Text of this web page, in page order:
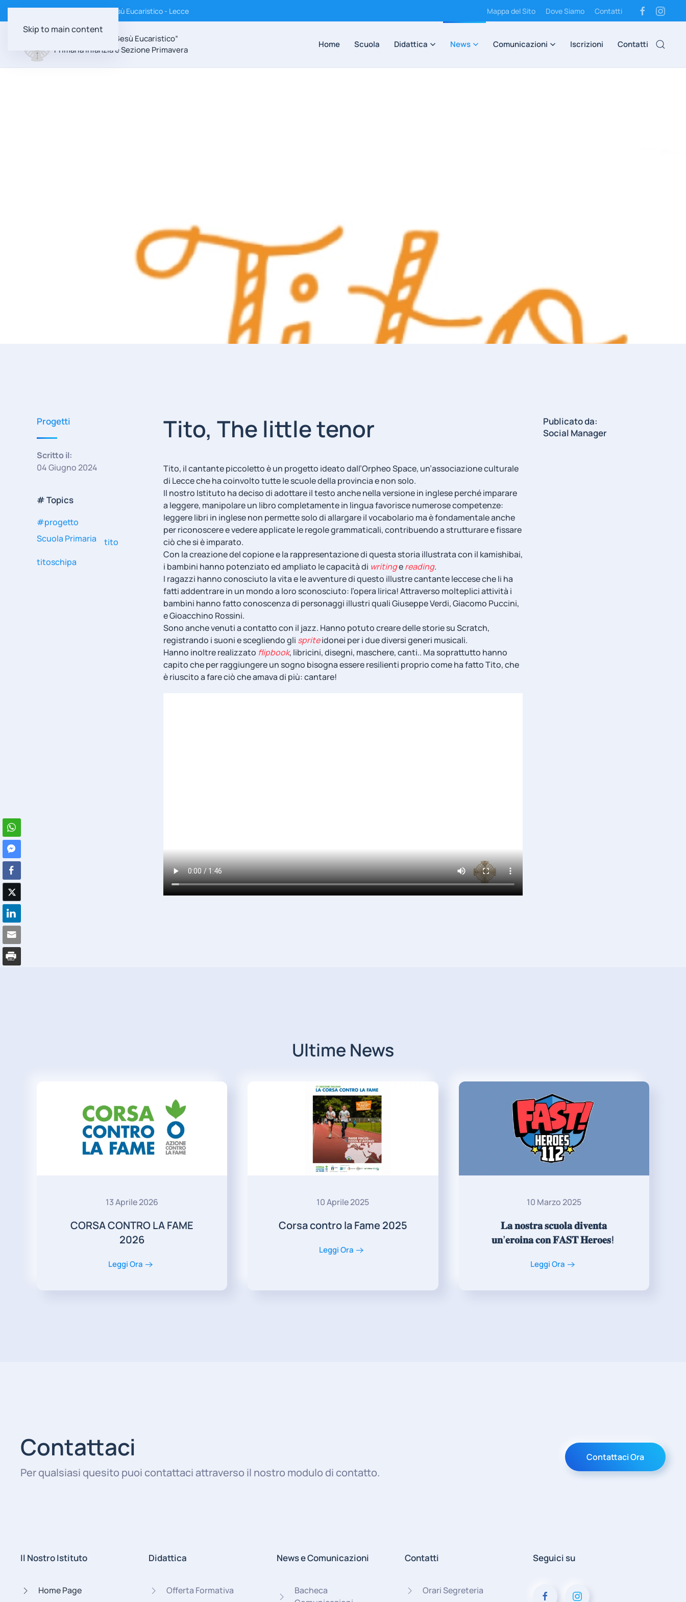
Skip to main content
Istituto Suore Discepole di Gesù Eucaristico - Lecce Mappa del Sito Dove Siamo Contatti
Scuola Paritaria “Gesù Eucaristico”
Primaria Infanzia e Sezione Primavera
Home Scuola Didattica News Comunicazioni Iscrizioni Contatti
Progetti
Scritto il:
04 Giugno 2024
# Topics
#progetto
Scuola Primaria
tito
titoschipa
Tito, The little tenor
Tito, il cantante piccoletto è un progetto ideato dall’Orpheo Space, un’associazione culturale
di Lecce che ha coinvolto tutte le scuole della provincia e non solo.
Il nostro Istituto ha deciso di adottare il testo anche nella versione in inglese perché imparare
a leggere, manipolare un libro completamente in lingua favorisce numerose competenze:
leggere libri in inglese non permette solo di allargare il vocabolario ma è fondamentale anche
per riconoscere e vedere applicate le regole grammaticali, contribuendo a strutturare e fissare
ciò che si è imparato.
Con la creazione del copione e la rappresentazione di questa storia illustrata con il kamishibai,
i bambini hanno potenziato ed ampliato le capacità di writingereading.
I ragazzi hanno conosciuto la vita e le avventure di questo illustre cantante leccese che li ha
fatti addentrare in un mondo a loro sconosciuto: l’opera lirica! Attraverso molteplici attività i
bambini hanno fatto conoscenza di personaggi illustri quali Giuseppe Verdi, Giacomo Puccini,
e Gioacchino Rossini.
Sono anche venuti a contatto con il jazz. Hanno potuto creare delle storie su Scratch,
registrando i suoni e scegliendo gli spriteidonei per i due diversi generi musicali.
Hanno inoltre realizzato flipbook, libricini, disegni, maschere, canti.. Ma soprattutto hanno
capito che per raggiungere un sogno bisogna essere resilienti proprio come ha fatto Tito, che
è riuscito a fare ciò che amava di più: cantare!
Publicato da:
Social Manager
Ultime News
13 Aprile 2026
CORSA CONTRO LA FAME
2026
Leggi Ora
10 Aprile 2025
Corsa contro la Fame 2025
Leggi Ora
10 Marzo 2025
𝐋𝐚 𝐧𝐨𝐬𝐭𝐫𝐚 𝐬𝐜𝐮𝐨𝐥𝐚 𝐝𝐢𝐯𝐞𝐧𝐭𝐚
𝐮𝐧’𝐞𝐫𝐨𝐢𝐧𝐚 𝐜𝐨𝐧 𝐅𝐀𝐒𝐓 𝐇𝐞𝐫𝐨𝐞𝐬! ‍
Leggi Ora
Contattaci
Per qualsiasi quesito puoi contattaci attraverso il nostro modulo di contatto.
Contattaci Ora
Il Nostro Istituto
Home Page
Didattica
Offerta Formativa
News e Comunicazioni
Bacheca
Contatti
Orari Segreteria
Seguici su